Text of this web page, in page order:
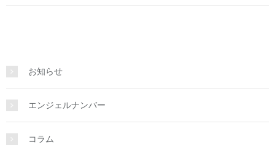
お知らせ
エンジェルナンバー
コラム